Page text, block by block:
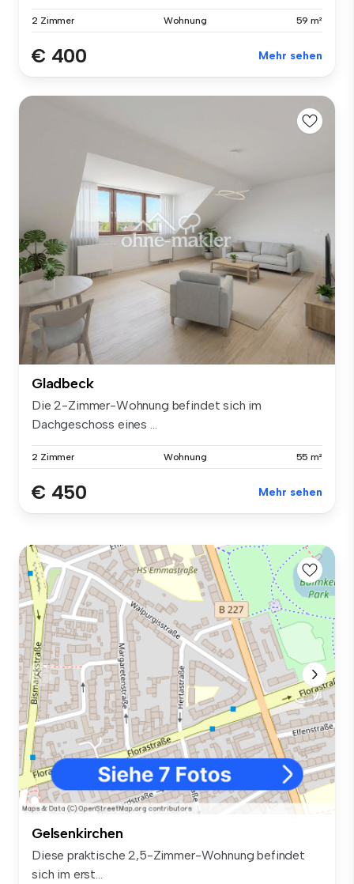
2 Zimmer Wohnung 59 m²
€ 400 Mehr sehen
Gladbeck
Die 2-Zimmer-Wohnung befindet sich im
Dachgeschoss eines ...
2 Zimmer Wohnung 55 m²
€ 450 Mehr sehen
Gelsenkirchen
Diese praktische 2,5-Zimmer-Wohnung befindet
sich im erst...